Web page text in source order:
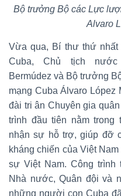
Bộ trưởng Bộ các Lực
Alvaro
Vừa qua, Bí thư thứ
Cuba, Chủ tịch nước
Bermúdez và Bộ trưởng
mạng Cuba Álvaro
đài tri ân Chuyên gia
trình đầu tiên nằm
nhận sự hỗ trợ, giúp đỡ
kháng chiến của Việt
sự Việt Nam. Công trình
Nhà nước, Quân đội và
những người con Cuba